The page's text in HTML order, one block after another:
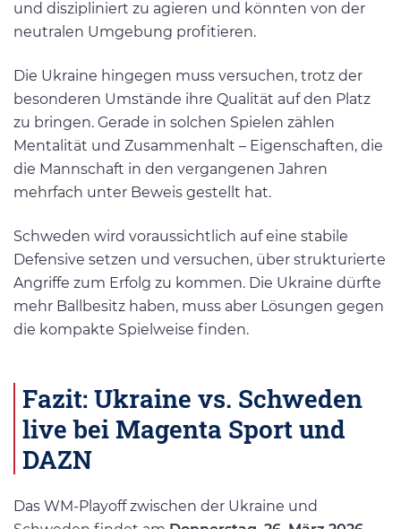
und diszipliniert zu agieren und könnten von der
neutralen Umgebung profitieren.
Die Ukraine hingegen muss versuchen, trotz der
besonderen Umstände ihre Qualität auf den Platz
zu bringen. Gerade in solchen Spielen zählen
Mentalität und Zusammenhalt – Eigenschaften, die
die Mannschaft in den vergangenen Jahren
mehrfach unter Beweis gestellt hat.
Schweden wird voraussichtlich auf eine stabile
Defensive setzen und versuchen, über strukturierte
Angriffe zum Erfolg zu kommen. Die Ukraine dürfte
mehr Ballbesitz haben, muss aber Lösungen gegen
die kompakte Spielweise finden.
Fazit: Ukraine vs. Schweden
live bei Magenta Sport und
DAZN
Das WM-Playoff zwischen der Ukraine und